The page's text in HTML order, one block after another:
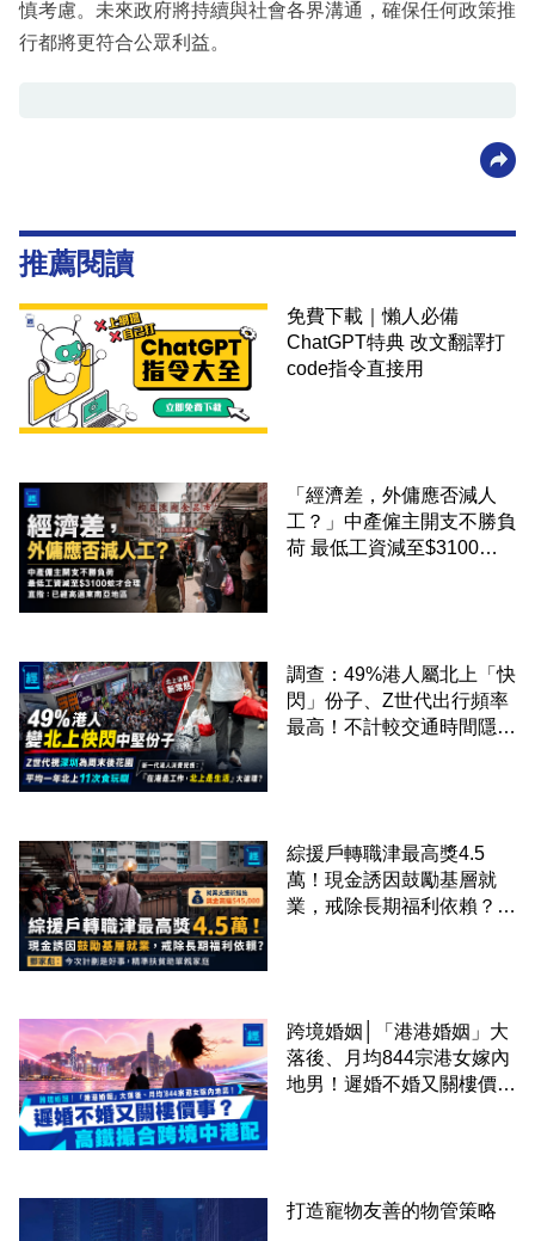
慎考慮。未來政府將持續與社會各界溝通，確保任何政策推
行都將更符合公眾利益。
推薦閱讀
免費下載｜懶人必備
ChatGPT特典 改文翻譯打
code指令直接用
「經濟差，外傭應否減人
工？」中產僱主開支不勝負
荷 最低工資減至$3100蚊
調查：49%港人屬北上「快
閃」份子、Z世代出行頻率
最高！不計較交通時間隱形
綜援戶轉職津最高獎4.5
萬！現金誘因鼓勵基層就
業，戒除長期福利依賴？鄧
跨境婚姻│「港港婚姻」大
落後、月均844宗港女嫁內
地男！遲婚不婚又關樓價
打造寵物友善的物管策略